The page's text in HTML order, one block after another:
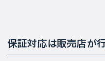
保証対応は販売店が